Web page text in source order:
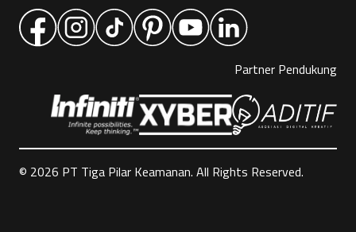
Partner Pendukung
© 2026 PT Tiga Pilar Keamanan. All Rights Reserved.